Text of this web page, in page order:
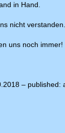
in Hand.
nicht verstanden.
uns noch immer!
– published: